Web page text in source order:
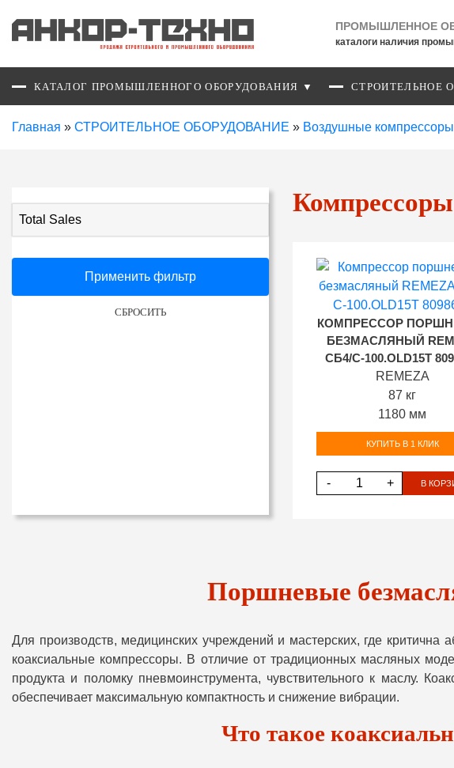
ПРОМЫШЛЕННОЕ
каталоги наличия
КАТАЛОГ ПРОМЫШЛЕННОГО ОБОРУДОВАНИЯ ▼ СТРОИТЕЛЬНОЕ
Главная » СТРОИТЕЛЬНОЕ ОБОРУДОВАНИЕ » Воздушные компрессоры
Total Sales
Применить фильтр
СБРОСИТЬ
КОМПРЕССОР
БЕЗМАСЛЯНЫЙ
СБ4/С-100.OLD15T
REMEZA
87 кг
1180 мм
КУПИТЬ В 1 КЛИК
- + В
Поршневые
Для производств, медицинских учреждений и мастерских, где
коаксиальные компрессоры. В отличие от традиционных масляных
продукта и поломку пневмоинструмента, чувствительного к маслу.
обеспечивает максимальную компактность и снижение вибрации.
Что такое